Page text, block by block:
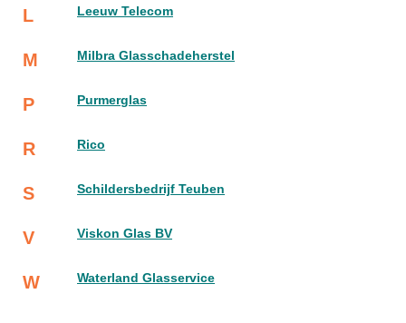
L Leeuw Telecom
M Milbra Glasschadeherstel
P Purmerglas
R Rico
S Schildersbedrijf Teuben
V Viskon Glas BV
W Waterland Glasservice